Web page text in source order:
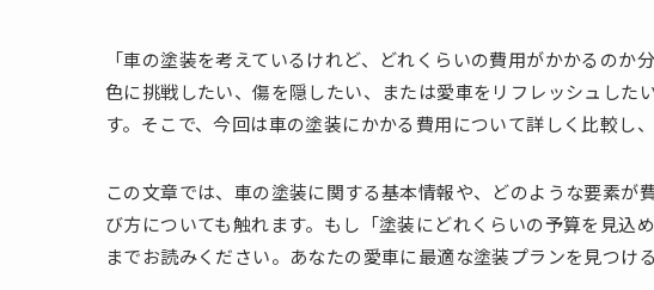
「車の塗装を考えているけれど、どれくらいの費用がかかるの
色に挑戦したい、傷を隠したい、または愛車をリフレッシュした
す。そこで、今回は車の塗装にかかる費用について詳しく比較し
この文章では、車の塗装に関する基本情報や、どのような要素
び方についても触れます。もし「塗装にどれくらいの予算を見込
までお読みください。あなたの愛車に最適な塗装プランを見つけ